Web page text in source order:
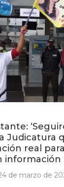
Judicatura
real
información
de marzo de